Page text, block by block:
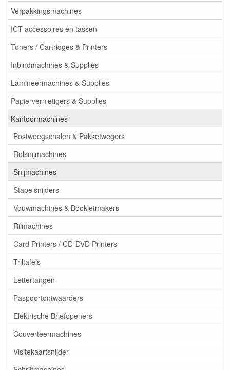
Verpakkingsmachines
ICT accessoires en tassen
Toners / Cartridges & Printers
Inbindmachines & Supplies
Lamineermachines & Supplies
Papiervernietigers & Supplies
Kantoormachines
Postweegschalen & Pakketwegers
Rolsnijmachines
Snijmachines
Stapelsnijders
Vouwmachines & Bookletmakers
Rilmachines
Card Printers / CD-DVD Printers
Triltafels
Lettertangen
Paspoortontwaarders
Elektrische Briefopeners
Couverteermachines
Visitekaartsnijder